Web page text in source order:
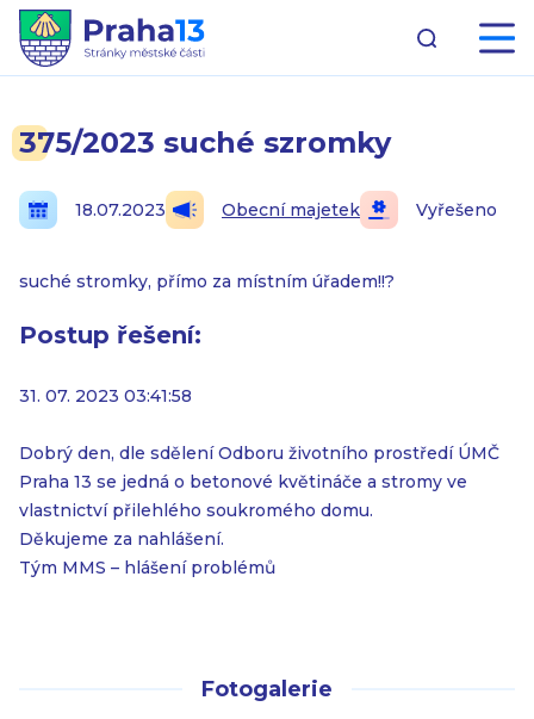
375/2023 suché szromky
18.07.2023 Obecní majetek Vyřešeno
suché stromky, přímo za místním úřadem!!?
Postup řešení:
31. 07. 2023 03:41:58
Dobrý den, dle sdělení Odboru životního prostředí ÚMČ
Praha 13 se jedná o betonové květináče a stromy ve
vlastnictví přilehlého soukromého domu.
Děkujeme za nahlášení.
Tým MMS – hlášení problémů
Fotogalerie